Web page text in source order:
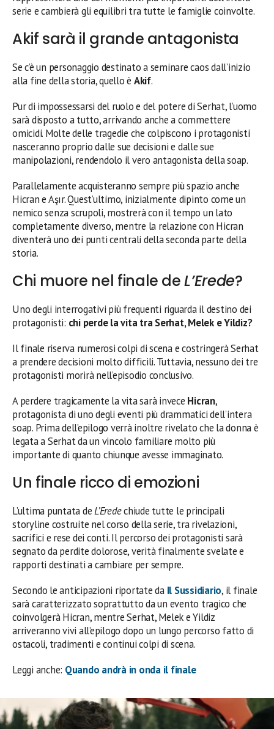
serie e cambierà gli equilibri tra tutte le famiglie coinvolte.
Akif sarà il grande antagonista
Se c’è un personaggio destinato a seminare caos dall’inizio
alla fine della storia, quello è Akif.
Pur di impossessarsi del ruolo e del potere di Serhat, l’uomo
sarà disposto a tutto, arrivando anche a commettere
omicidi. Molte delle tragedie che colpiscono i protagonisti
nasceranno proprio dalle sue decisioni e dalle sue
manipolazioni, rendendolo il vero antagonista della soap.
Parallelamente acquisteranno sempre più spazio anche
Hicran e Aşır. Quest’ultimo, inizialmente dipinto come un
nemico senza scrupoli, mostrerà con il tempo un lato
completamente diverso, mentre la relazione con Hicran
diventerà uno dei punti centrali della seconda parte della
storia.
Chi muore nel finale deL’Erede?
Uno degli interrogativi più frequenti riguarda il destino dei
protagonisti: chi perde la vita tra Serhat, Melek e Yildiz?
Il finale riserva numerosi colpi di scena e costringerà Serhat
a prendere decisioni molto difficili. Tuttavia, nessuno dei tre
protagonisti morirà nell’episodio conclusivo.
A perdere tragicamente la vita sarà invece Hicran,
protagonista di uno degli eventi più drammatici dell’intera
soap. Prima dell’epilogo verrà inoltre rivelato che la donna è
legata a Serhat da un vincolo familiare molto più
importante di quanto chiunque avesse immaginato.
Un finale ricco di emozioni
L’ultima puntata deL’Eredechiude tutte le principali
storyline costruite nel corso della serie, tra rivelazioni,
sacrifici e rese dei conti. Il percorso dei protagonisti sarà
segnato da perdite dolorose, verità finalmente svelate e
rapporti destinati a cambiare per sempre.
Secondo le anticipazioni riportate da Il Sussidiario, il finale
sarà caratterizzato soprattutto da un evento tragico che
coinvolgerà Hicran, mentre Serhat, Melek e Yildiz
arriveranno vivi all’epilogo dopo un lungo percorso fatto di
ostacoli, tradimenti e continui colpi di scena.
Leggi anche: Quando andrà in onda il finale